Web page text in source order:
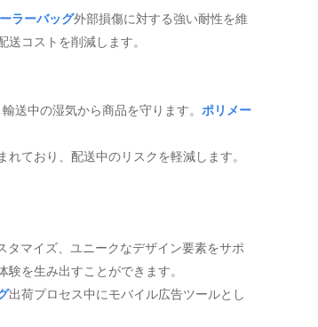
ラーバッグ外部損傷に対する強い耐性を維
送コストを削減します。
送中の湿気から商品を守ります。 ポリメー
ており、配送中のリスクを軽減します。
タマイズ、ユニークなデザイン要素をサポ
を生み出すことができます。
出荷プロセス中にモバイル広告ツールとし